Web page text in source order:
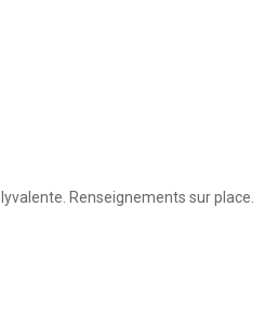
Renseignements sur place.